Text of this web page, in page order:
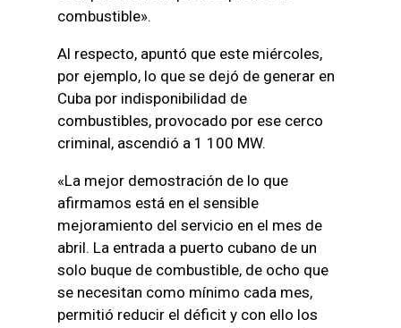
combustible».
Al respecto, apuntó que este miércoles,
por ejemplo, lo que se dejó de generar en
Cuba por indisponibilidad de
combustibles, provocado por ese cerco
criminal, ascendió a 1 100 MW.
«La mejor demostración de lo que
afirmamos está en el sensible
mejoramiento del servicio en el mes de
abril. La entrada a puerto cubano de un
solo buque de combustible, de ocho que
se necesitan como mínimo cada mes,
permitió reducir el déficit y con ello los